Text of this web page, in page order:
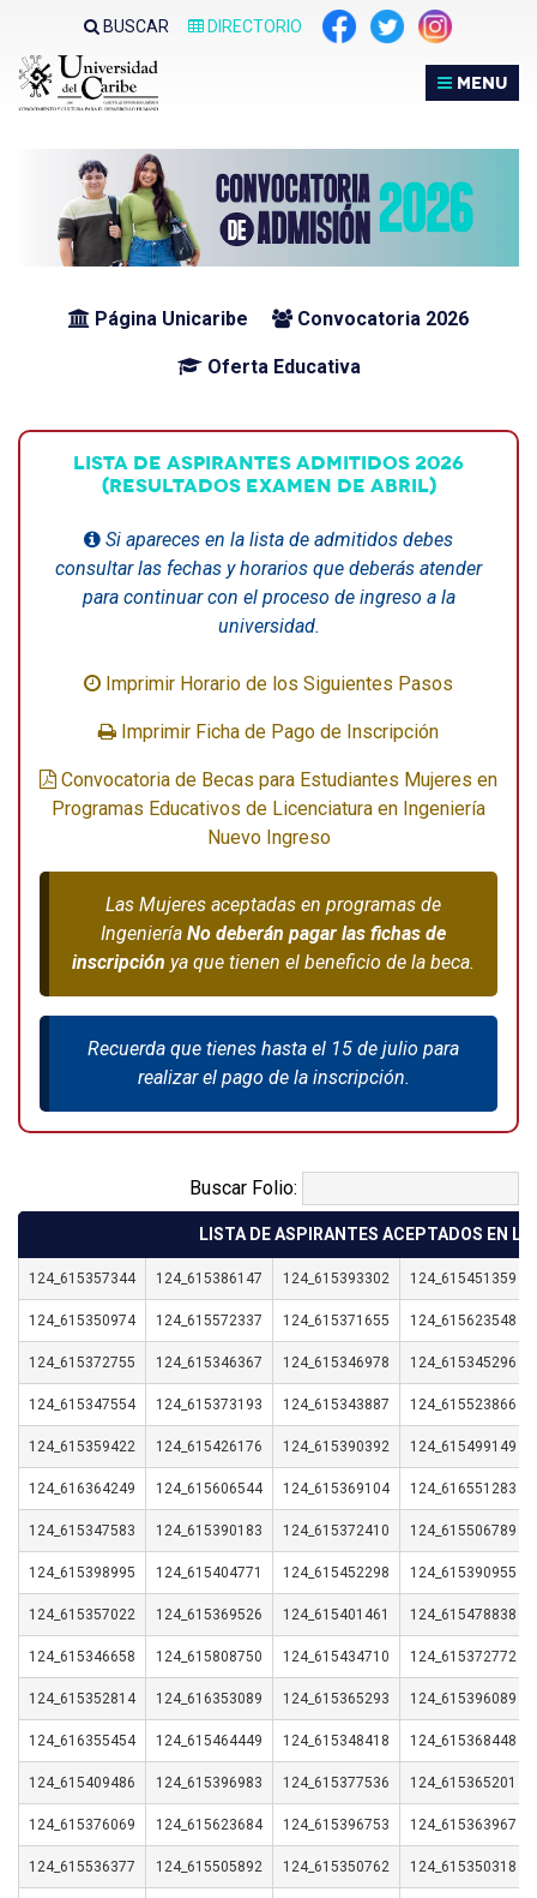
sitio
web
accesibilidad.
BUSCAR DIRECTORIO
MENU
Página Unicaribe Convocatoria 2026
Oferta Educativa
LISTA DE ASPIRANTES ADMITIDOS 2026
(RESULTADOS EXAMEN DE ABRIL)
Si apareces en la lista de admitidos debes
consultar las fechas y horarios que deberás atender
para continuar con el proceso de ingreso a la
universidad.
Imprimir Horario de los Siguientes Pasos
Imprimir Ficha de Pago de Inscripción
Convocatoria de Becas para Estudiantes Mujeres en
Programas Educativos de Licenciatura en Ingeniería
Nuevo Ingreso
Las Mujeres aceptadas en programas de
Ingeniería No deberán pagar las fichas de
inscripción ya que tienen el beneficio de la beca.
Recuerda que tienes hasta el 15 de julio para
realizar el pago de la inscripción.
Buscar Folio:
LISTA DE ASPIRANTES ACEPTADOS EN
124_615357344 124_615386147 124_615393302 124_615451359
124_615350974 124_615572337 124_615371655 124_615623548
124_615372755 124_615346367 124_615346978 124_615345296
124_615347554 124_615373193 124_615343887 124_615523866
124_615359422 124_615426176 124_615390392 124_615499149
124_616364249 124_615606544 124_615369104 124_616551283
124_615347583 124_615390183 124_615372410 124_615506789
124_615398995 124_615404771 124_615452298 124_615390955
124_615357022 124_615369526 124_615401461 124_615478838
124_615346658 124_615808750 124_615434710 124_615372772
124_615352814 124_616353089 124_615365293 124_615396089
124_616355454 124_615464449 124_615348418 124_615368448
124_615409486 124_615396983 124_615377536 124_615365201
124_615376069 124_615623684 124_615396753 124_615363967
124_615536377 124_615505892 124_615350762 124_615350318